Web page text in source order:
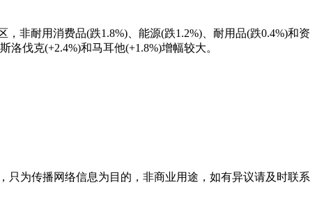
非耐用消费品(跌1.8%)、能源(跌1.2%)、耐用品(跌0.4%)和资
伐克(+2.4%)和马耳他(+1.8%)增幅较大。
为传播网络信息为目的，非商业用途，如有异议请及时联系